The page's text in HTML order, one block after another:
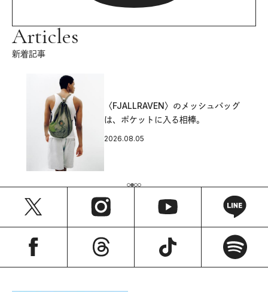
Articles
新着記事
〈FJALLRAVEN〉のメッシュバッグ
は、ポケットに入る相棒。
2026.08.05